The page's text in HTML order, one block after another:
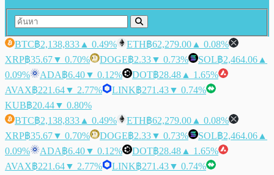
BTC฿2,138,833 ▲ 0.49% ETH฿62,279.00 ▲ 0.08%
XRP฿35.67▼ 0.70% DOGE฿2.33▼ 0.73% SOL฿2,464.06 ▲
0.09%
ADA฿6.40▼ 0.12% DOT฿28.48 ▲ 1.65%
AVAX฿221.64▼ 2.77% LINK฿271.43▼ 0.74%
KUB฿20.44▼ 0.80%
BTC฿2,138,833 ▲ 0.49% ETH฿62,279.00 ▲ 0.08%
XRP฿35.67▼ 0.70% DOGE฿2.33▼ 0.73% SOL฿2,464.06 ▲
0.09%
ADA฿6.40▼ 0.12% DOT฿28.48 ▲ 1.65%
AVAX฿221.64▼ 2.77% LINK฿271.43▼ 0.74%